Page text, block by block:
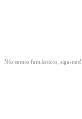
Nós somos fantásticos, siga-nos!